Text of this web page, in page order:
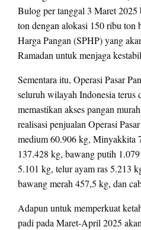
Bulog per tanggal 3 Maret 2025
ton dengan alokasi 150 ribu ton
Harga Pangan (SPHP) yang
Ramadan untuk menjaga
Sementara itu, Operasi Pasar
seluruh wilayah Indonesia terus
memastikan akses pangan
realisasi penjualan Operasi
medium 60.906 kg, Minyakkita
137.428 kg, bawang putih
5.101 kg, telur ayam ras 5.213
bawang merah 457,5 kg, dan
Adapun untuk memperkuat
padi pada Maret-April 2025